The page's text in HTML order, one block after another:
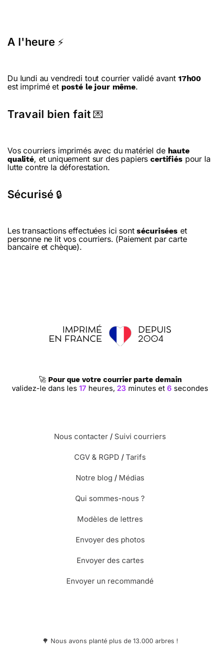
A l'heure ⚡
Du lundi au vendredi tout courrier validé avant 17h00
est imprimé et posté le jour même.
Travail bien fait 💌
Vos courriers imprimés avec du matériel de haute
qualité, et uniquement sur des papierscertifiés pour la
lutte contre la déforestation.
Sécurisé 🔒
Les transactions effectuées ici sontsécurisées et
personne ne lit vos courriers. (Paiement par carte
bancaire et chèque).
🚀 Pour que votre courrier parte demain
validez-le dans les17 heures, 23 minutes et5 secondes
Nous contacter / Suivi courriers
CGV & RGPD / Tarifs
Notre blog / Médias
Qui sommes-nous ?
Modèles de lettres
Envoyer des photos
Envoyer des cartes
Envoyer un recommandé
🌳 Nous avons planté plus de 13.000 arbres !